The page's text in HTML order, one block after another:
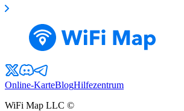
Online-KarteBlogHilfezentrum
WiFi Map LLC ©